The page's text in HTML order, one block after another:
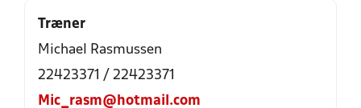
Træner
Michael Rasmussen
22423371 / 22423371
Mic_rasm@hotmail.com